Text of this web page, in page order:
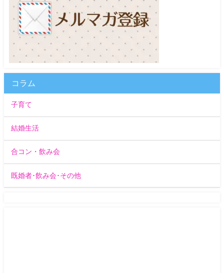
コラム
子育て
結婚生活
合コン・飲み会
既婚者･飲み会･その他